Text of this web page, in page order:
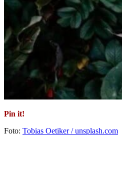
Pin it!
Foto: Tobias Oetiker / unsplash.com